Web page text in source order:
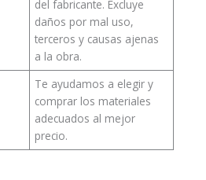
del fabricante. Excluye
daños por mal uso,
terceros y causas ajenas
a la obra.
Te ayudamos a elegir y
comprar los materiales
adecuados al mejor
precio.